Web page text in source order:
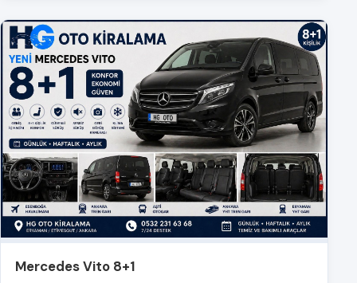
Mercedes Vito 8+1